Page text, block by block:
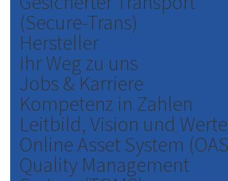
(Secure-Trans)
Hersteller
Ihr Weg zu uns
Jobs & Karriere
Kompetenz in Zahlen
Leitbild, Vision und Werte
Online Asset System
Quality Management